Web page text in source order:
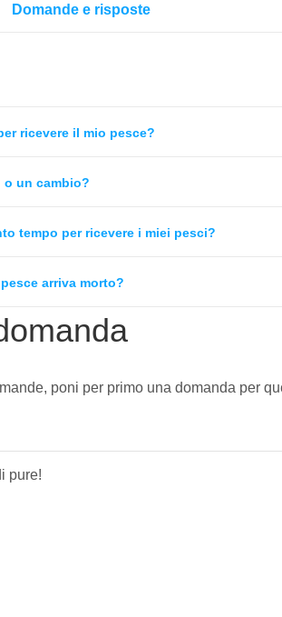
Domande e risposte
ricevere il mio pesce?
o un cambio?
tempo per ricevere i miei pesci?
arriva morto?
poni per primo una domanda per